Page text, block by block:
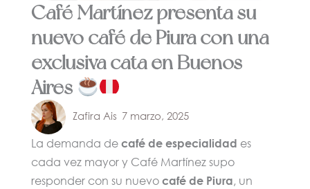
Café Martínez presenta su
nuevo café de Piura con una
exclusiva cata en Buenos
Aires
Zafira Ais 7 marzo, 2025
La demanda de café de especialidad es
cada vez mayor y Café Martínez supo
responder con su nuevo café de Piura, un